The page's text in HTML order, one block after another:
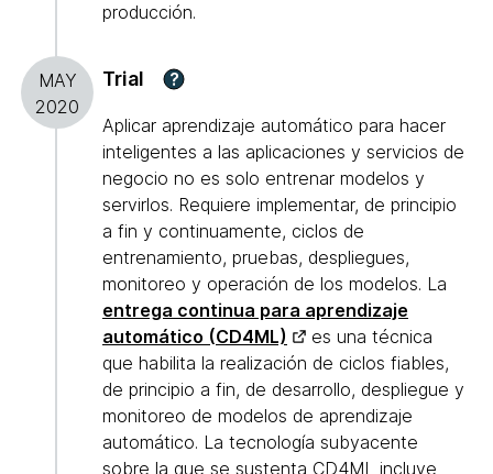
producción.
MAY
2020
Trial ?
Aplicar aprendizaje automático para hacer
inteligentes a las aplicaciones y servicios de
negocio no es solo entrenar modelos y
servirlos. Requiere implementar, de principio
a fin y continuamente, ciclos de
entrenamiento, pruebas, despliegues,
monitoreo y operación de los modelos. La
entrega continua para aprendizaje
automático (CD4ML)
es una técnica
que habilita la realización de ciclos fiables,
de principio a fin, de desarrollo, despliegue y
monitoreo de modelos de aprendizaje
automático. La tecnología subyacente
sobre la que se sustenta CD4ML incluye